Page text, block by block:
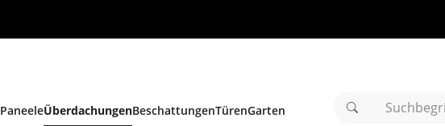
Paneele
. Überdachungen
. Beschattungen
. TürenGarten
.